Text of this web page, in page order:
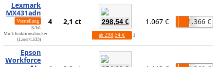
Lexmark
MX431adn
Vorstellung
S/W-
Multifunktionsdrucker
(Laser/LED)
4 2,1 ct 298,54 €
ab 298,54 € 1
1.067 € 1.366 €
Epson
Workforce